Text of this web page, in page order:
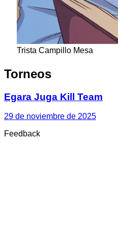
Trista Campillo Mesa
Torneos
Egara Juga Kill Team
29 de noviembre de 2025
Feedback